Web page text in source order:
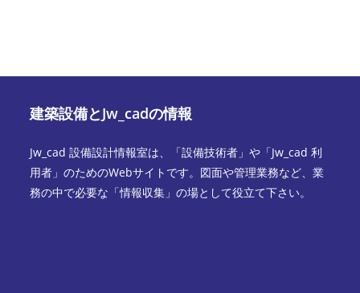
建築設備とJw_cadの情報
Jw_cad 設備設計情報室は、「設備技術者」や「Jw_cad 利
用者」のためのWebサイトです。図面や管理業務など、業
務の中で必要な「情報収集」の場として役立て下さい。